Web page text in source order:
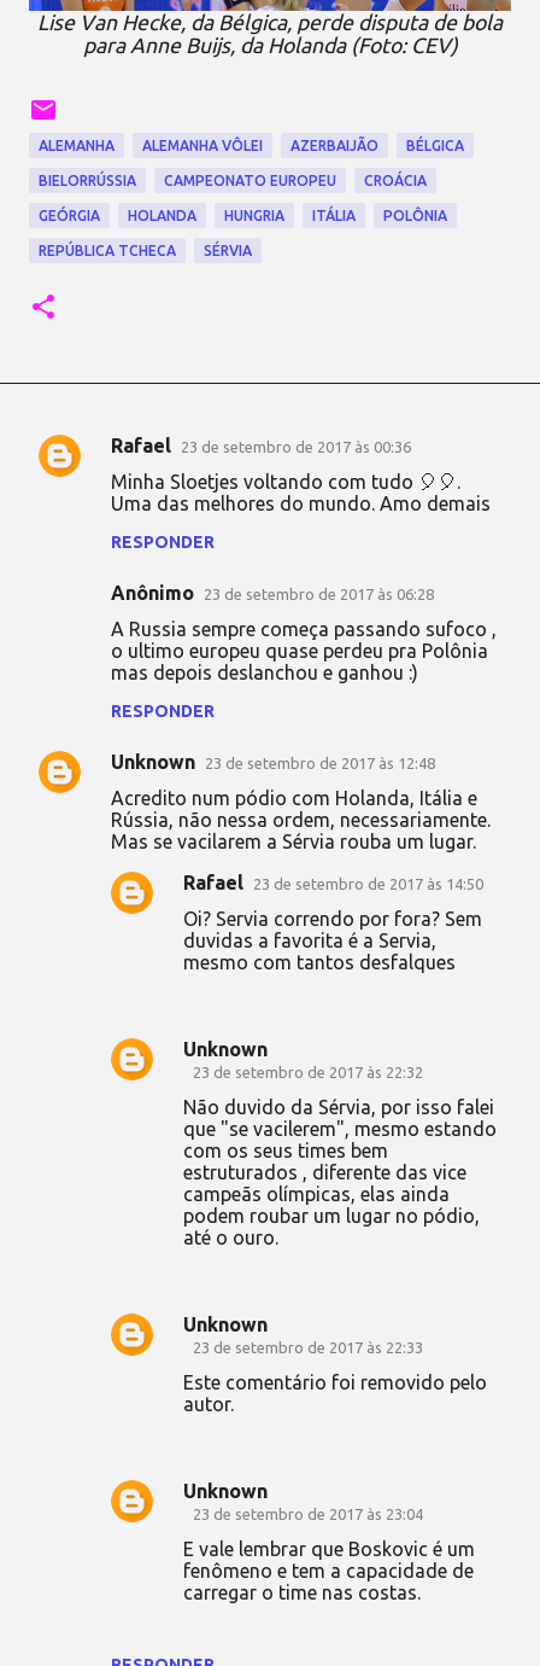
Lise Van Hecke, da Bélgica, perde disputa de bola
para Anne Buijs, da Holanda (Foto: CEV)
ALEMANHA ALEMANHA VÔLEI AZERBAIJÃO BÉLGICA
BIELORRÚSSIA CAMPEONATO EUROPEU CROÁCIA
GEÓRGIA HOLANDA HUNGRIA ITÁLIA POLÔNIA
REPÚBLICA TCHECA SÉRVIA
C
o
Rafael 23 de setembro de 2017 às 00:36
Minha Sloetjes voltando com tudo 🎈🎈.
Uma das melhores do mundo. Amo demais
RESPONDER
Anônimo 23 de setembro de 2017 às 06:28
A Russia sempre começa passando sufoco ,
o ultimo europeu quase perdeu pra Polônia
mas depois deslanchou e ganhou :)
RESPONDER
Unknown 23 de setembro de 2017 às 12:48
Acredito num pódio com Holanda, Itália e
Rússia, não nessa ordem, necessariamente.
Mas se vacilarem a Sérvia rouba um lugar.
Rafael 23 de setembro de 2017 às 14:50
Oi? Servia correndo por fora? Sem
duvidas a favorita é a Servia,
mesmo com tantos desfalques
Unknown
23 de setembro de 2017 às 22:32
Não duvido da Sérvia, por isso falei
que "se vacilerem", mesmo estando
com os seus times bem
estruturados , diferente das vice
campeãs olímpicas, elas ainda
podem roubar um lugar no pódio,
até o ouro.
Unknown
23 de setembro de 2017 às 22:33
Este comentário foi removido pelo
autor.
Unknown
23 de setembro de 2017 às 23:04
E vale lembrar que Boskovic é um
fenômeno e tem a capacidade de
carregar o time nas costas.